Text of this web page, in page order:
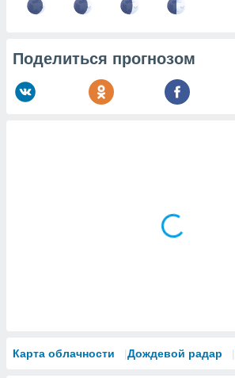
Поделиться прогнозом
Карта облачности Дождевой радар